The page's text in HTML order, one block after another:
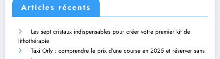
Articles récents
Les sept cristaux indispensables pour créer votre premier kit de
lithothérapie
Taxi Orly : comprendre le prix d’une course en 2025 et réserver sans